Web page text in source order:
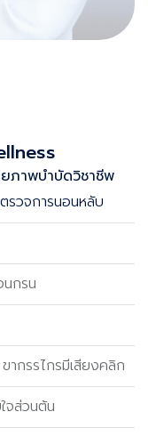
ภาพบําบัดวิชาชีพ
วจการนอนหลับ
กรน
ากรรไกรมีเสียงคลิก
จส่วนต้น